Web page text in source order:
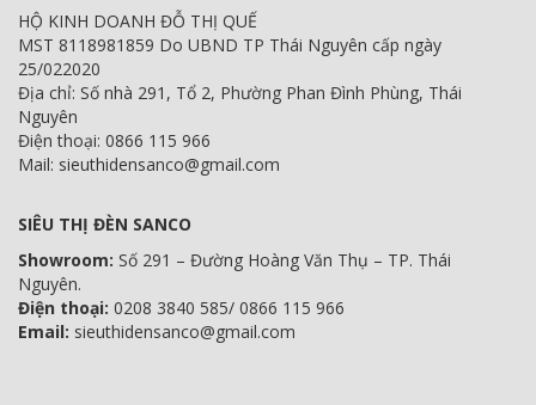
HỘ KINH DOANH ĐỖ THỊ QUẾ
MST 8118981859 Do UBND TP Thái Nguyên cấp ngày
25/022020
Địa chỉ: Số nhà 291, Tổ 2, Phường Phan Đình Phùng, Thái
Nguyên
Điện thoại: 0866 115 966
Mail: sieuthidensanco@gmail.com
SIÊU THỊ ĐÈN SANCO
Showroom: Số 291 – Đường Hoàng Văn Thụ – TP. Thái
Nguyên.
Điện thoại: 0208 3840 585/ 0866 115 966
Email: sieuthidensanco@gmail.com